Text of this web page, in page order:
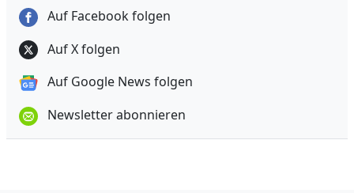
Auf Facebook folgen
Auf X folgen
Auf Google News folgen
Newsletter abonnieren